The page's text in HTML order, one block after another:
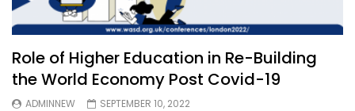
Role of Higher Education in Re-Building
the World Economy Post Covid-19
ADMINNEW
SEPTEMBER 10, 2022